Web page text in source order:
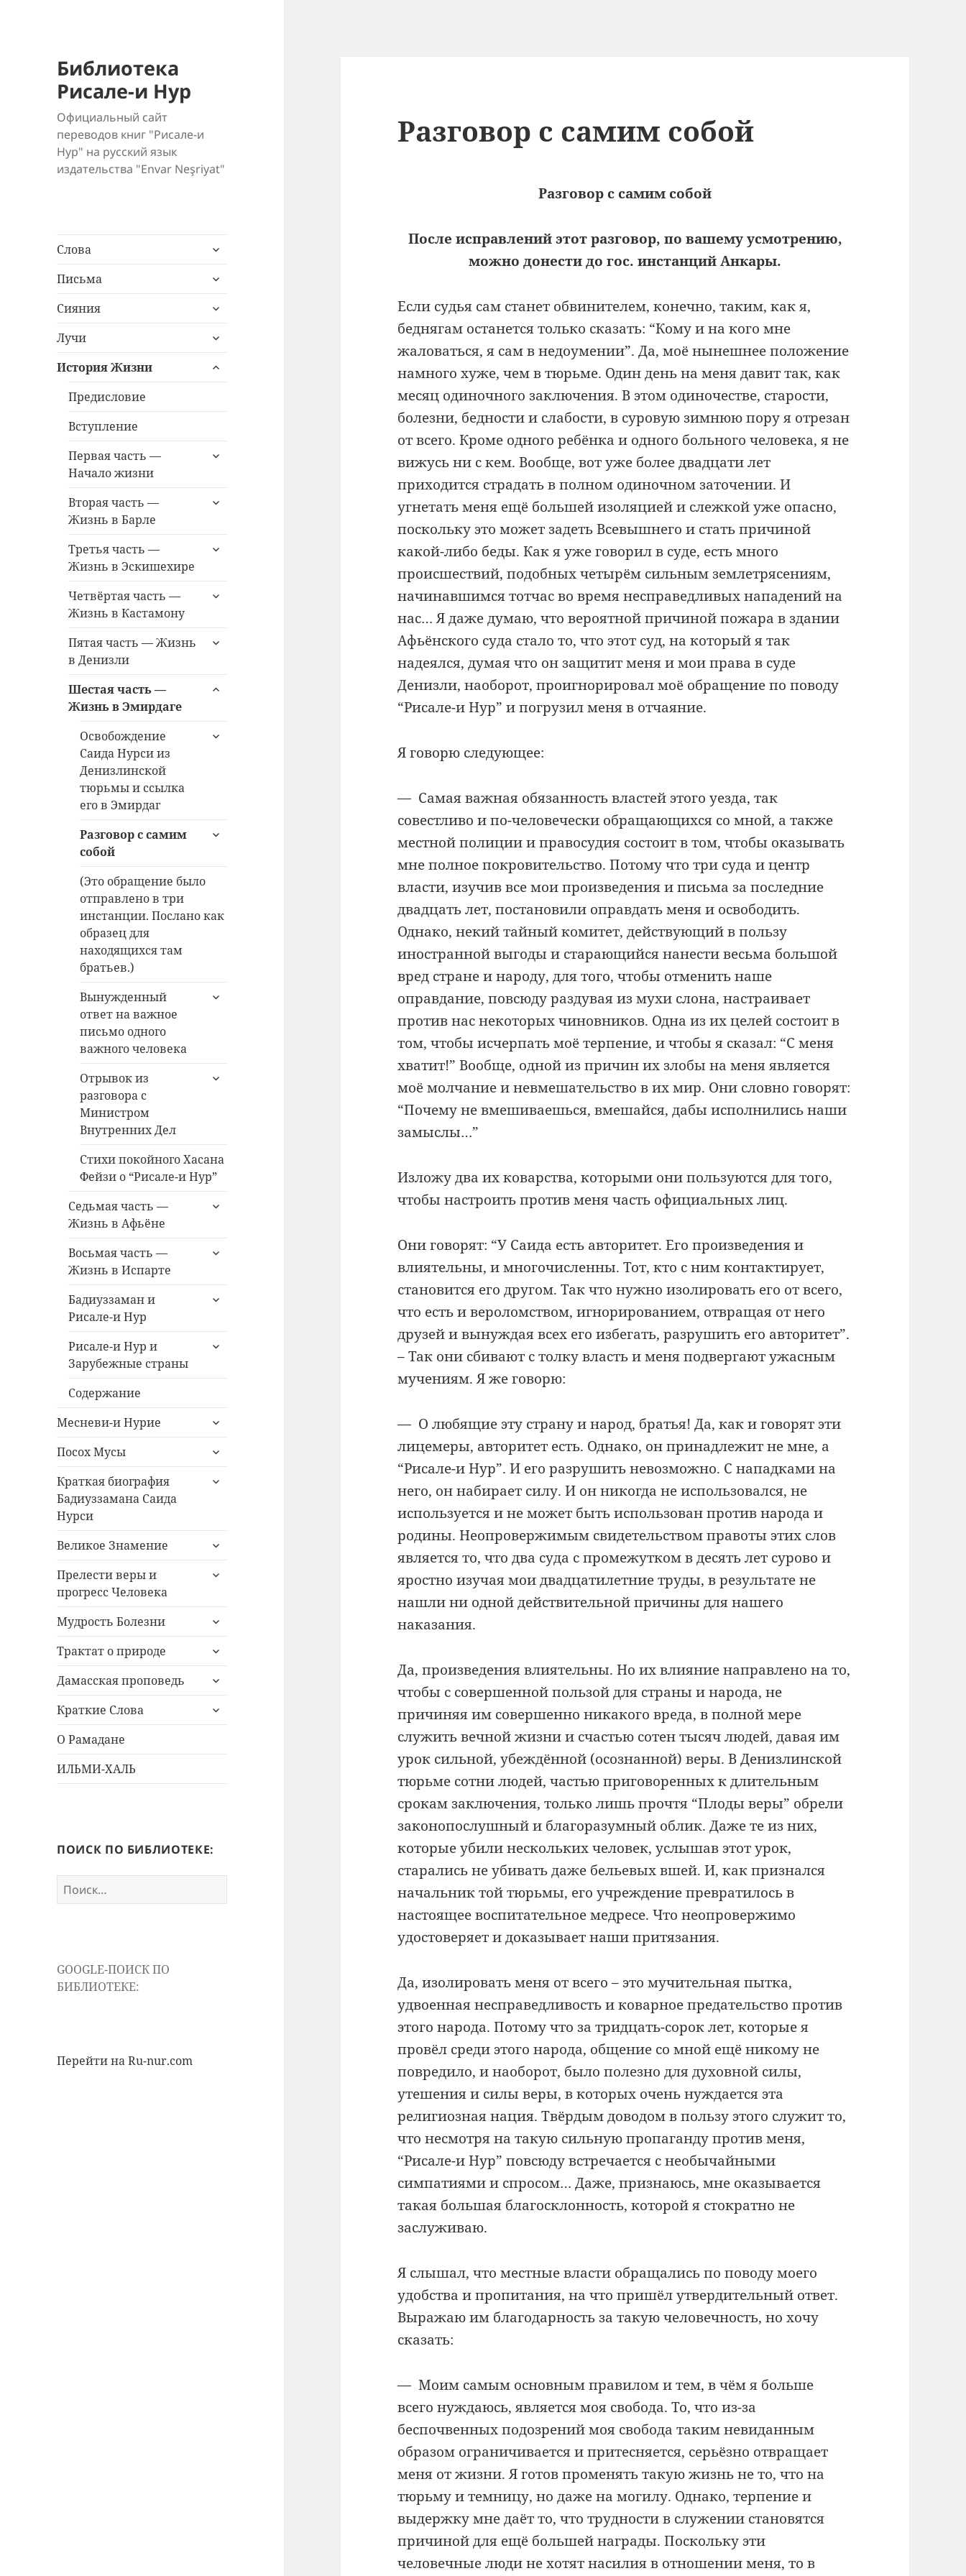
Библиотека
Рисале-и Нур
Официальный сайт
переводов книг "Рисале-и
Нур" на русский язык
издательства "Envar Neşriyat"
Слова
раскрыть
меню
Письма
раскрыть
меню
Сияния
раскрыть
меню
Лучи
раскрыть
меню
История Жизни
раскрыть
Предисловие
Вступление
Первая часть —
Начало жизни
раскрыть
Вторая часть —
Жизнь в Барле
раскрыть
Третья часть —
Жизнь в Эскишехире
раскрыть
Четвёртая часть —
Жизнь в Кастамону
раскрыть
Пятая часть — Жизнь
в Денизли
раскрыть
Шестая часть —
Жизнь в Эмирдаге
раскрыть
Освобождение
Саида Нурси из
Денизлинской
тюрьмы и ссылка
его в Эмирдаг
раскрыть
Разговор с самим
собой
раскрыть
(Это обращение было
отправлено в три
инстанции. Послано как
образец для
находящихся там
братьев.)
Вынужденный
ответ на важное
письмо одного
важного человека
раскрыть
Отрывок из
разговора с
Министром
Внутренних Дел
раскрыть
Стихи покойного Хасана
Фейзи о “Рисале-и Нур”
Седьмая часть —
Жизнь в Афьёне
раскрыть
Восьмая часть —
Жизнь в Испарте
раскрыть
Бадиуззаман и
Рисале-и Нур
раскрыть
Рисале-и Нур и
Зарубежные страны
раскрыть
Содержание
Месневи-и Нурие
раскрыть
меню
Посох Мусы
раскрыть
меню
Краткая биография
Бадиуззамана Саида
Нурси
раскрыть
Великое Знамение
раскрыть
меню
Прелести веры и
прогресс Человека
раскрыть
Мудрость Болезни
раскрыть
меню
Трактат о природе
раскрыть
меню
Дамасская проповедь
раскрыть
меню
Краткие Слова
раскрыть
О Рамадане
ИЛЬМИ-ХАЛЬ
ПОИСК ПО БИБЛИОТЕКЕ:
Найти:
GOOGLE-ПОИСК ПО
БИБЛИОТЕКЕ:
Перейти на Ru-nur.com
Разговор с самим собой
Разговор с самим собой
После исправлений этот разговор, по вашему усмотрению,
можно донести до гос. инстанций Анкары.
Если судья сам станет обвинителем, конечно, таким, как я,
беднягам останется только сказать: “Кому и на кого мне
жаловаться, я сам в недоумении”. Да, моё нынешнее положение
намного хуже, чем в тюрьме. Один день на меня давит так, как
месяц одиночного заключения. В этом одиночестве, старости,
болезни, бедности и слабости, в суровую зимнюю пору я отрезан
от всего. Кроме одного ребёнка и одного больного человека, я не
вижусь ни с кем. Вообще, вот уже более двадцати лет
приходится страдать в полном одиночном заточении. И
угнетать меня ещё большей изоляцией и слежкой уже опасно,
поскольку это может задеть Всевышнего и стать причиной
какой-либо беды. Как я уже говорил в суде, есть много
происшествий, подобных четырём сильным землетрясениям,
начинавшимся тотчас во время несправедливых нападений на
нас… Я даже думаю, что вероятной причиной пожара в здании
Афьёнского суда стало то, что этот суд, на который я так
надеялся, думая что он защитит меня и мои права в суде
Денизли, наоборот, проигнорировал моё обращение по поводу
“Рисале-и Нур” и погрузил меня в отчаяние.
Я говорю следующее:
— Самая важная обязанность властей этого уезда, так
совестливо и по-человечески обращающихся со мной, а также
местной полиции и правосудия состоит в том, чтобы оказывать
мне полное покровительство. Потому что три суда и центр
власти, изучив все мои произведения и письма за последние
двадцать лет, постановили оправдать меня и освободить.
Однако, некий тайный комитет, действующий в пользу
иностранной выгоды и старающийся нанести весьма большой
вред стране и народу, для того, чтобы отменить наше
оправдание, повсюду раздувая из мухи слона, настраивает
против нас некоторых чиновников. Одна из их целей состоит в
том, чтобы исчерпать моё терпение, и чтобы я сказал: “С меня
хватит!” Вообще, одной из причин их злобы на меня является
моё молчание и невмешательство в их мир. Они словно говорят:
“Почему не вмешиваешься, вмешайся, дабы исполнились наши
замыслы…”
Изложу два их коварства, которыми они пользуются для того,
чтобы настроить против меня часть официальных лиц.
Они говорят: “У Саида есть авторитет. Его произведения и
влиятельны, и многочисленны. Тот, кто с ним контактирует,
становится его другом. Так что нужно изолировать его от всего,
что есть и вероломством, игнорированием, отвращая от него
друзей и вынуждая всех его избегать, разрушить его авторитет”.
– Так они сбивают с толку власть и меня подвергают ужасным
мучениям. Я же говорю:
— О любящие эту страну и народ, братья! Да, как и говорят эти
лицемеры, авторитет есть. Однако, он принадлежит не мне, а
“Рисале-и Нур”. И его разрушить невозможно. С нападками на
него, он набирает силу. И он никогда не использовался, не
используется и не может быть использован против народа и
родины. Неопровержимым свидетельством правоты этих слов
является то, что два суда с промежутком в десять лет сурово и
яростно изучая мои двадцатилетние труды, в результате не
нашли ни одной действительной причины для нашего
наказания.
Да, произведения влиятельны. Но их влияние направлено на то,
чтобы с совершенной пользой для страны и народа, не
причиняя им совершенно никакого вреда, в полной мере
служить вечной жизни и счастью сотен тысяч людей, давая им
урок сильной, убеждённой (осознанной) веры. В Денизлинской
тюрьме сотни людей, частью приговоренных к длительным
срокам заключения, только лишь прочтя “Плоды веры” обрели
законопослушный и благоразумный облик. Даже те из них,
которые убили нескольких человек, услышав этот урок,
старались не убивать даже бельевых вшей. И, как признался
начальник той тюрьмы, его учреждение превратилось в
настоящее воспитательное медресе. Что неопровержимо
удостоверяет и доказывает наши притязания.
Да, изолировать меня от всего – это мучительная пытка,
удвоенная несправедливость и коварное предательство против
этого народа. Потому что за тридцать-сорок лет, которые я
провёл среди этого народа, общение со мной ещё никому не
повредило, и наоборот, было полезно для духовной силы,
утешения и силы веры, в которых очень нуждается эта
религиозная нация. Твёрдым доводом в пользу этого служит то,
что несмотря на такую сильную пропаганду против меня,
“Рисале-и Нур” повсюду встречается с необычайными
симпатиями и спросом… Даже, признаюсь, мне оказывается
такая большая благосклонность, которой я стократно не
заслуживаю.
Я слышал, что местные власти обращались по поводу моего
удобства и пропитания, на что пришёл утвердительный ответ.
Выражаю им благодарность за такую человечность, но хочу
сказать:
— Моим самым основным правилом и тем, в чём я больше
всего нуждаюсь, является моя свобода. То, что из-за
беспочвенных подозрений моя свобода таким невиданным
образом ограничивается и притесняется, серьёзно отвращает
меня от жизни. Я готов променять такую жизнь не то, что на
тюрьму и темницу, но даже на могилу. Однако, терпение и
выдержку мне даёт то, что трудности в служении становятся
причиной для ещё большей награды. Поскольку эти
человечные люди не хотят насилия в отношении меня, то в